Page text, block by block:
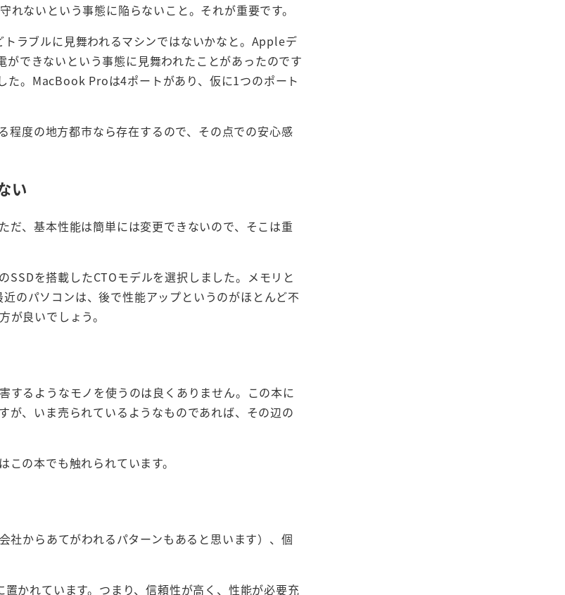
ないという事態に陥らないこと。それが重要です。
ラブルに見舞われるマシンではないかなと。Appleデ
できないという事態に見舞われたことがあったのです
た。MacBook Proは4ポートがあり、仮に1つのポート
度の地方都市なら存在するので、その点での安心感
い
だ、基本性能は簡単には変更できないので、そこは重
を搭載したCTOモデルを選択しました。メモリと
のパソコンは、後で性能アップというのがほとんど不
良いでしょう。
するようなモノを使うのは良くありません。この本に
が、いま売られているようなものであれば、その辺の
の本でも触れられています。
社からあてがわれるパターンもあると思います）、個
かれています。つまり、信頼性が高く、性能が必要充